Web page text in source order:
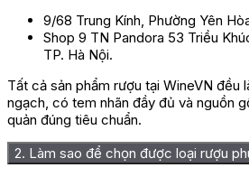
9/68 Trung Kính, Phường Yên
Shop 9 TN Pandora 53 Triều
TP. Hà Nội.
Tất cả sản phẩm rượu tại WineVN đều
ngạch, có tem nhãn đầy đủ và nguồn
quản đúng tiêu chuẩn.
2. Làm sao để chọn được loại rượu